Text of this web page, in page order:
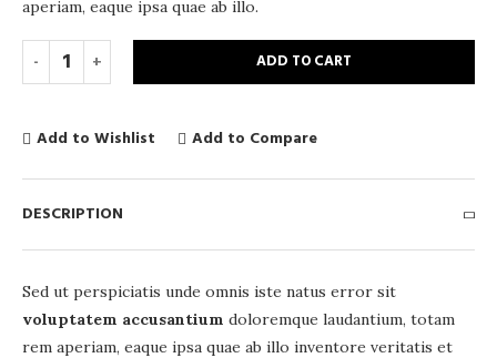
aperiam, eaque ipsa quae ab illo.
ADD TO CART
Add to Wishlist Add to Compare
DESCRIPTION
Sed ut perspiciatis unde omnis iste natus error sit
voluptatem accusantium doloremque laudantium, totam
rem aperiam, eaque ipsa quae ab illo inventore veritatis et